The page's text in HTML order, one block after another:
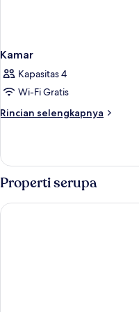
Kamar
Kapasitas 4
Wi-Fi Gratis
Rincian selengkapnya
Rincian
Kamar
Properti serupa
The Astari Villa & Residence